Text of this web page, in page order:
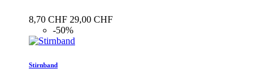
8,70 CHF 29,00 CHF
-50%
Stirnband